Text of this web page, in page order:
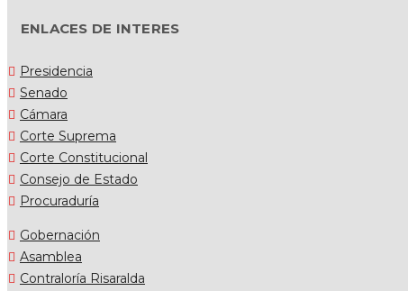
ENLACES DE INTERES
Presidencia
Senado
Cámara
Corte Suprema
Corte Constitucional
Consejo de Estado
Procuraduría
Gobernación
Asamblea
Contraloría Risaralda